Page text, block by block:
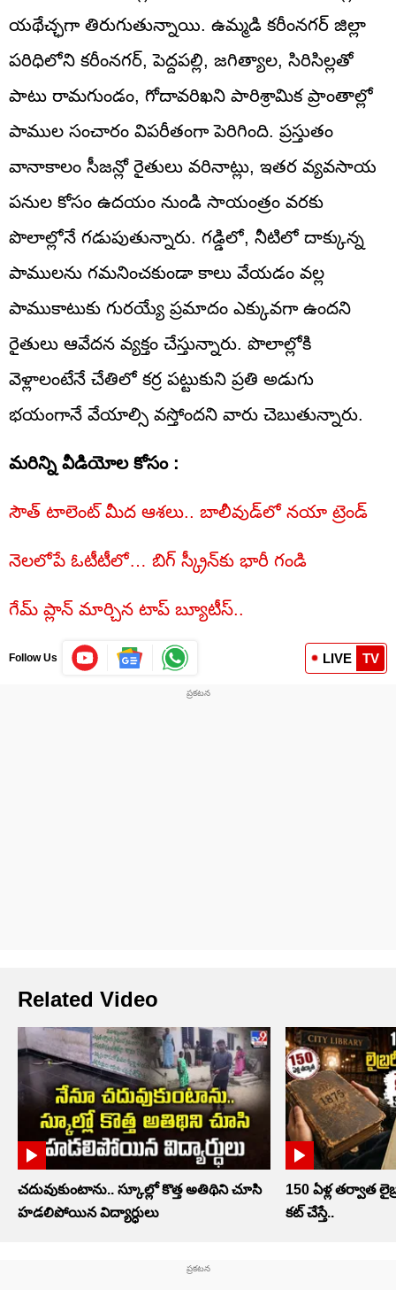
యథేచ్ఛగా తిరుగుతున్నాయి. ఉమ్మడి కరీంనగర్ జిల్లా
పరిధిలోని కరీంనగర్, పెద్దపల్లి, జగిత్యాల, సిరిసిల్లతో
పాటు రామగుండం, గోదావరిఖని పారిశ్రామిక ప్రాంతాల్లో
పాముల సంచారం విపరీతంగా పెరిగింది. ప్రస్తుతం
వానాకాలం సీజన్లో రైతులు వరినాట్లు, ఇతర వ్యవసాయ
పనుల కోసం ఉదయం నుండి సాయంత్రం వరకు
పొలాల్లోనే గడుపుతున్నారు. గడ్డిలో, నీటిలో దాక్కున్న
పాములను గమనించకుండా కాలు వేయడం వల్ల
పాముకాటుకు గురయ్యే ప్రమాదం ఎక్కువగా ఉందని
రైతులు ఆవేదన వ్యక్తం చేస్తున్నారు. పొలాల్లోకి
వెళ్లాలంటేనే చేతిలో కర్ర పట్టుకుని ప్రతి అడుగు
భయంగానే వేయాల్సి వస్తోందని వారు చెబుతున్నారు.
మరిన్ని వీడియోల కోసం :
సౌత్‌ టాలెంట్ మీద ఆశలు.. బాలీవుడ్‌లో నయా ట్రెండ్‌
నెలలోపే ఓటీటీలో… బిగ్‌ స్క్రీన్‌కు భారీ గండి
గేమ్ ప్లాన్ మార్చిన టాప్ బ్యూటీస్‌..
Follow Us LIVE TV
Related Video
చదువుకుంటాను.. స్కూల్లో కొత్త అతిథిని చూసి
హడలిపోయిన విద్యార్ధులు
150 ఏళ్ల తర్వాత
కట్ చేస్తే..